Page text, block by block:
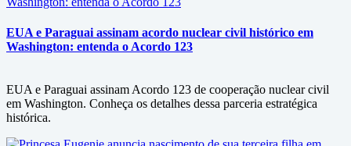
EUA e Paraguai assinam acordo nuclear civil histórico em
Washington: entenda o Acordo 123
EUA e Paraguai assinam Acordo 123 de cooperação nuclear civil
em Washington. Conheça os detalhes dessa parceria estratégica
histórica.